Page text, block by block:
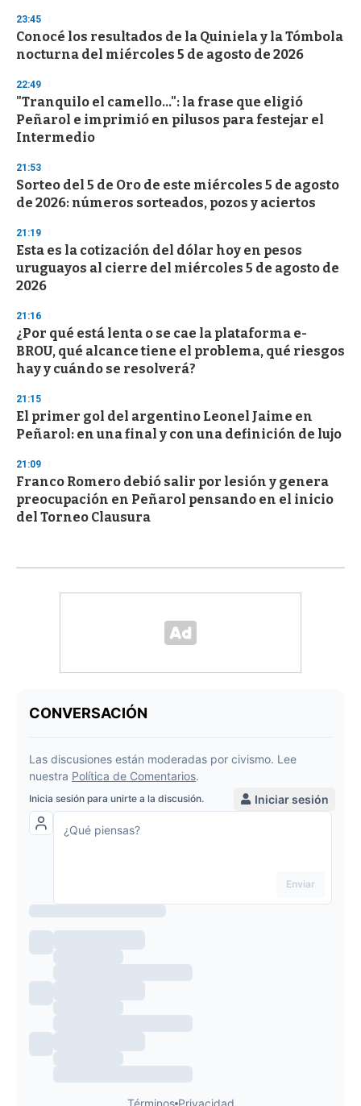
s
e
c
o
d
s
23:45
Conocé los resultados de la Quiniela y la Tómbola
nocturna del miércoles 5 de agosto de 2026
22:49
"Tranquilo el camello...": la frase que eligió
Peñarol e imprimió en pilusos para festejar el
Intermedio
21:53
Sorteo del 5 de Oro de este miércoles 5 de agosto
de 2026: números sorteados, pozos y aciertos
21:19
Esta es la cotización del dólar hoy en pesos
uruguayos al cierre del miércoles 5 de agosto de
2026
21:16
¿Por qué está lenta o se cae la plataforma e-
BROU, qué alcance tiene el problema, qué riesgos
hay y cuándo se resolverá?
21:15
El primer gol del argentino Leonel Jaime en
Peñarol: en una final y con una definición de lujo
21:09
Franco Romero debió salir por lesión y genera
preocupación en Peñarol pensando en el inicio
del Torneo Clausura